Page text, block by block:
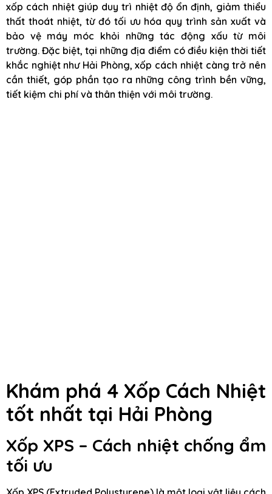
xốp cách nhiệt giúp duy trì nhiệt độ ổn định, giảm thiểu
thất thoát nhiệt, từ đó tối ưu hóa quy trình sản xuất và
bảo vệ máy móc khỏi những tác động xấu từ môi
trường. Đặc biệt, tại những địa điểm có điều kiện thời tiết
khắc nghiệt như Hải Phòng, xốp cách nhiệt càng trở nên
cần thiết, góp phần tạo ra những công trình bền vững,
tiết kiệm chi phí và thân thiện với môi trường.
Khám phá 4 Xốp Cách Nhiệt
tốt nhất tại Hải Phòng
Xốp XPS – Cách nhiệt chống ẩm
tối ưu